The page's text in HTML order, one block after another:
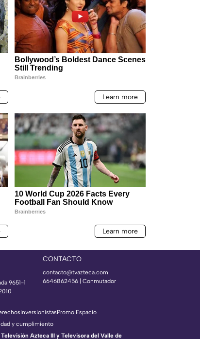
9651-1
CONTACTO
contacto@tvazteca.com
6646862456 | Conmutador
InversionistasPromo Espacio
y cumplimiento
Azteca III y Televisora del Valle de